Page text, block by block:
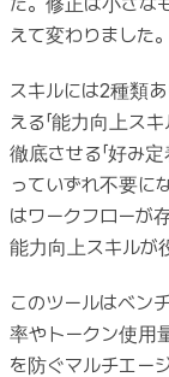
えて変わりました。
スキルには2種類
える「能力向上ス
徹底させる「好み
っていずれ不要に
はワークフローが
能力向上スキルが
このツールはベン
率やトークン使用
を防ぐマルチエー